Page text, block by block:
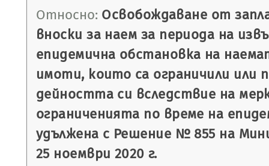
Относно: Освобождаване от
вноски за наем за периода на
епидемична обстановка на
имоти, които са ограничили или
дейността си вследствие на
ограниченията по време на
удължена с Решение № 855 на
25 ноември 2020 г.